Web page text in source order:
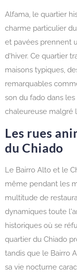
Alfama, le quartier
charme particulier
et pavées prennent
d'hiver. Ce quartier
maisons typiques,
remarquables
son du fado dans
chaleureuse malgré
Les rues
du Chiado
Le Bairro Alto et le
même pendant les
multitude de
dynamiques toute
historiques où se
quartier du Chiado
tandis que le Bairro
sa vie nocturne